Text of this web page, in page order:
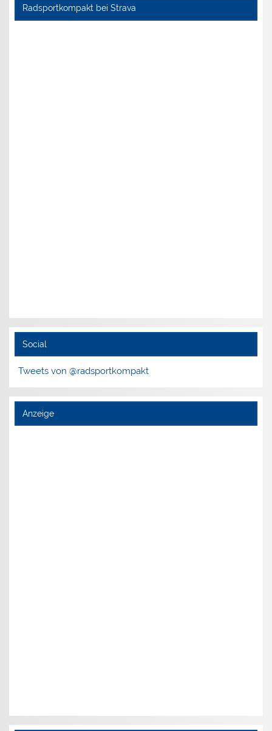
Radsportkompakt bei Strava
Social
Tweets von @radsportkompakt
Anzeige